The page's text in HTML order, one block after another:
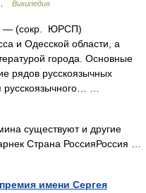
Википедия
— (сокр. ЮРСП)
и Одесской области, а
города. Основные
рядов русскоязычных
русскоязычного… …
существуют и другие
Страна РоссияРоссия …
имени Сергея